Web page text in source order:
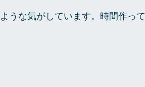
うな気がしています。時間作って